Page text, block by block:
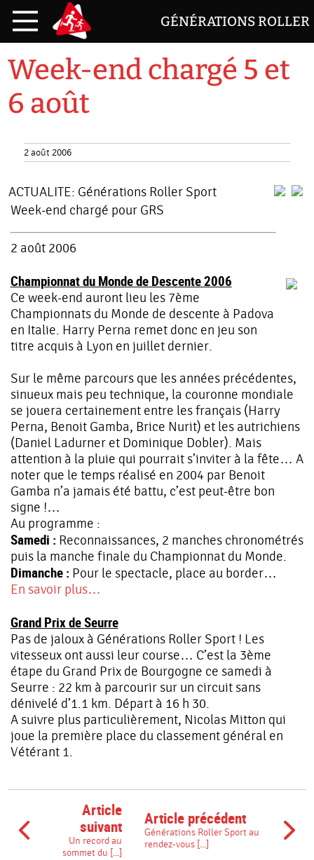
GÉNÉRATIONS ROLLER
Week-end chargé 5 et
6 août
2 août 2006
ACTUALITE: Générations Roller Sport
Week-end chargé pour GRS
2 août 2006
Championnat du Monde de Descente 2006
Ce week-end auront lieu les 7ème
Championnats du Monde de descente à Padova
en Italie. Harry Perna remet donc en jeu son
titre acquis à Lyon en juillet dernier.
Sur le même parcours que les années précédentes,
sinueux mais peu technique, la couronne mondiale
se jouera certainement entre les français (Harry
Perna, Benoit Gamba, Brice Nurit) et les autrichiens
(Daniel Ladurner et Dominique Dobler). Mais
attention à la pluie qui pourrait s’inviter à la fête… A
noter que le temps réalisé en 2004 par Benoit
Gamba n’a jamais été battu, c’est peut-être bon
signe !…
Au programme :
Samedi : Reconnaissances, 2 manches chronométrés
puis la manche finale du Championnat du Monde.
Dimanche : Pour le spectacle, place au border…
En savoir plus…
Grand Prix de Seurre
Pas de jaloux à Générations Roller Sport ! Les
vitesseux ont aussi leur course… C’est la 3ème
étape du Grand Prix de Bourgogne ce samedi à
Seurre : 22 km à parcourir sur un circuit sans
dénivelé d’1.1 km. Départ à 16 h 30.
A suivre plus particulièrement, Nicolas Mitton qui
joue la première place du classement général en
Vétérant 1.
Article
suivant
Un record au
sommet du [...]
Article précédent
Générations Roller Sport au
rendez-vous [...]